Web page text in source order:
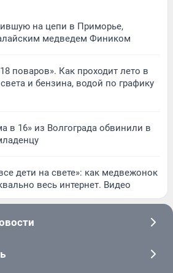
на цепи в Приморье,
медведем Фиником
поваров». Как проходит лето в
и бензина, водой по графику
в 16» из Волгограда обвинили в
дети на свете»: как медвежонок
весь интернет. Видео